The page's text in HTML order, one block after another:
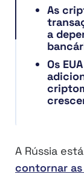
As
a
Os
A Rússia
contornar